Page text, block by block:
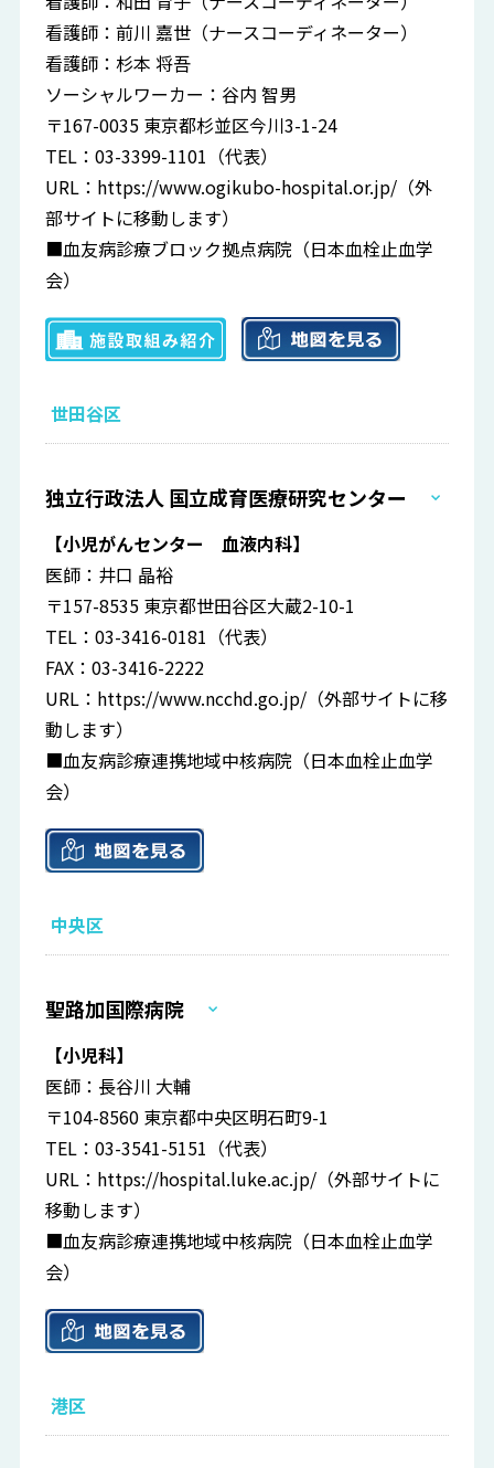
看護師：前川 嘉世（ナースコーディネーター）
看護師：杉本 将吾
ソーシャルワーカー：谷内 智男
〒167-0035 東京都杉並区今川3-1-24
TEL：03-3399-1101（代表）
URL： https://www.ogikubo-hospital.or.jp/ （外
部サイトに移動します）
■血友病診療ブロック拠点病院（日本血栓止血学
会）
世田谷区
独立行政法人 国立成育医療研究センター
【小児がんセンター 血液内科】
医師：井口 晶裕
〒157-8535 東京都世田谷区大蔵2-10-1
TEL：03-3416-0181（代表）
FAX：03-3416-2222
URL： https://www.ncchd.go.jp/ （外部サイトに移
動します）
■血友病診療連携地域中核病院（日本血栓止血学
会）
中央区
聖路加国際病院
【小児科】
医師：長谷川 大輔
〒104-8560 東京都中央区明石町9-1
TEL：03-3541-5151（代表）
URL： https://hospital.luke.ac.jp/ （外部サイトに
移動します）
■血友病診療連携地域中核病院（日本血栓止血学
会）
港区